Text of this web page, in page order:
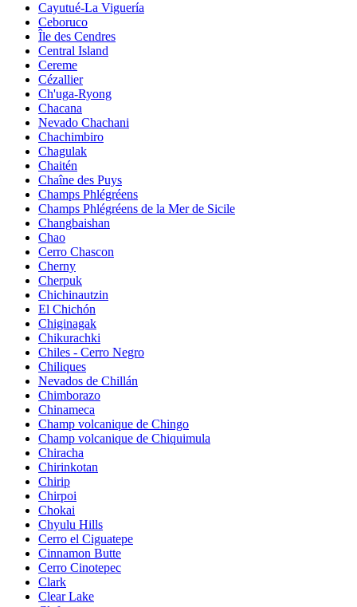
Cayutué-La Viguería
Ceboruco
Île des Cendres
Central Island
Cereme
Cézallier
Ch'uga-Ryong
Chacana
Nevado Chachani
Chachimbiro
Chagulak
Chaitén
Chaîne des Puys
Champs Phlégréens
Champs Phlégréens de la Mer de Sicile
Changbaishan
Chao
Cerro Chascon
Cherny
Cherpuk
Chichinautzin
El Chichón
Chiginagak
Chikurachki
Chiles - Cerro Negro
Chiliques
Nevados de Chillán
Chimborazo
Chinameca
Champ volcanique de Chingo
Champ volcanique de Chiquimula
Chiracha
Chirinkotan
Chirip
Chirpoi
Chokai
Chyulu Hills
Cerro el Ciguatepe
Cinnamon Butte
Cerro Cinotepec
Clark
Clear Lake